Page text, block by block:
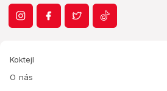
Koktejl
O nás